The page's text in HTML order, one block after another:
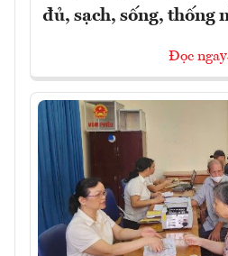
đủ, sạch, sống, thống
Đọc ngay